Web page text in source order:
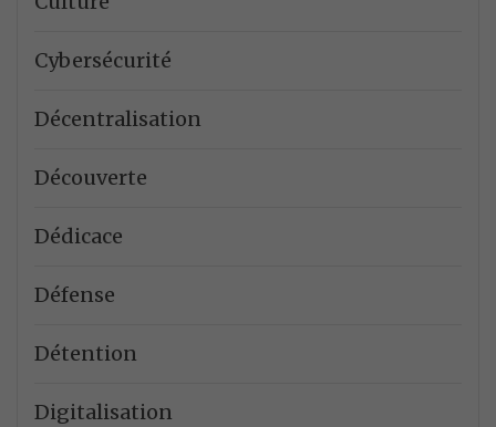
Cybersécurité
Décentralisation
Découverte
Dédicace
Défense
Détention
Digitalisation